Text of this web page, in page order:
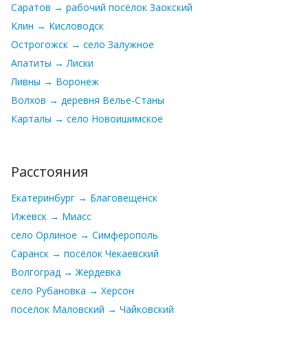
Саратов → рабочий посёлок Заокский
Клин → Кисловодск
Острогожск → село Залужное
Апатиты → Лиски
Ливны → Воронеж
Волхов → деревня Велье-Станы
Карталы → село Новоишимское
Расстояния
Екатеринбург → Благовещенск
Ижевск → Миасс
село Орлиное → Симферополь
Саранск → посёлок Чекаевский
Волгоград → Жердевка
село Рубановка → Херсон
поселок Маловский → Чайковский